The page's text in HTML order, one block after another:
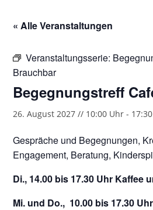
« Alle Veranstaltungen
Veranstaltungsserie:
Brauchbar
Begegnungstreff
26. August 2027 // 10:00 Uhr -
Gespräche und Begegnungen,
Engagement, Beratung,
Di., 14.00 bis 17.30 Uhr Kaffee
Mi. und Do., 10.00 bis 17.30